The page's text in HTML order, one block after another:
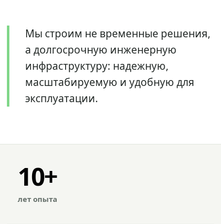
Мы строим не временные решения,
а долгосрочную инженерную
инфраструктуру: надежную,
масштабируемую и удобную для
эксплуатации.
10+
лет опыта